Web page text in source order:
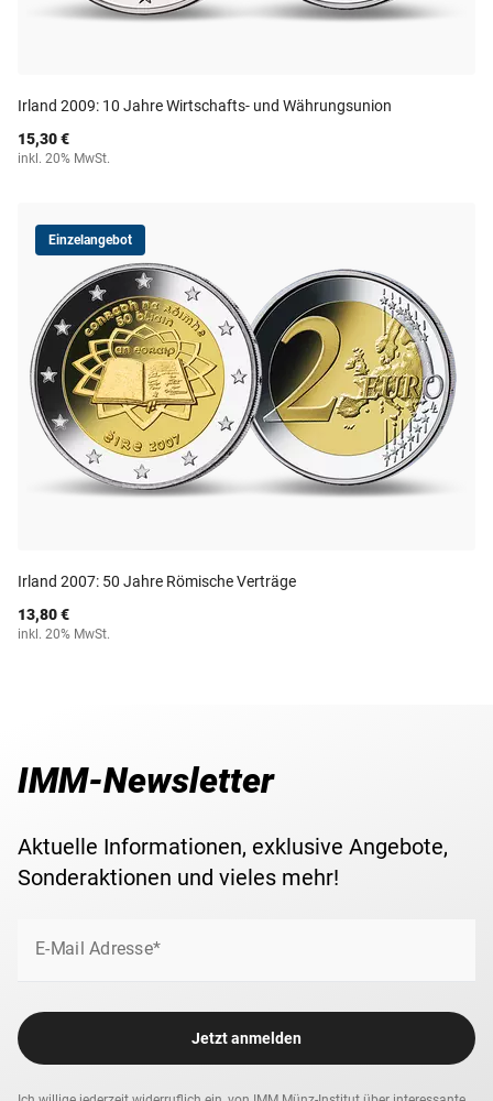
Irland 2009: 10 Jahre Wirtschafts- und Währungsunion
15,30 €
inkl. 20% MwSt.
Einzelangebot
Irland 2007: 50 Jahre Römische Verträge
13,80 €
inkl. 20% MwSt.
IMM-Newsletter
Aktuelle Informationen, exklusive Angebote,
Sonderaktionen und vieles mehr!
E-Mail Adresse*
Jetzt anmelden